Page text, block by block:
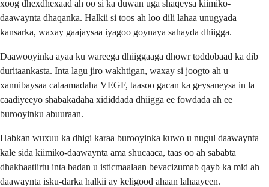
xoog dhexdhexaad ah oo si ka duwan uga shaqeysa kiimiko-
daawaynta dhaqanka. Halkii si toos ah loo dili lahaa unugyada
kansarka, waxay gaajaysaa iyagoo goynaya sahayda dhiigga.
Daawooyinka ayaa ku wareega dhiiggaaga dhowr toddobaad ka dib
duritaankasta. Inta lagu jiro wakhtigan, waxay si joogto ah u
xannibaysaa calaamadaha VEGF, taasoo gacan ka geysaneysa in la
caadiyeeyo shabakadaha xididdada dhiigga ee fowdada ah ee
burooyinku abuuraan.
Habkan wuxuu ka dhigi karaa burooyinka kuwo u nugul daawaynta
kale sida kiimiko-daawaynta ama shucaaca, taas oo ah sababta
dhakhaatiirtu inta badan u isticmaalaan bevacizumab qayb ka mid ah
daawaynta isku-darka halkii ay keligood ahaan lahaayeen.